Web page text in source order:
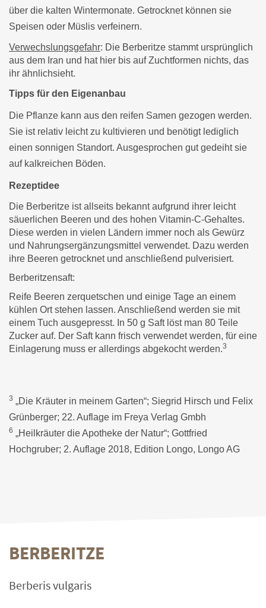
über die kalten Wintermonate. Getrocknet können sie
Speisen oder Müslis verfeinern.
Verwechslungsgefahr: Die Berberitze stammt ursprünglich
aus dem Iran und hat hier bis auf Zuchtformen nichts, das
ihr ähnlichsieht.
Tipps für den Eigenanbau
Die Pflanze kann aus den reifen Samen gezogen werden.
Sie ist relativ leicht zu kultivieren und benötigt lediglich
einen sonnigen Standort. Ausgesprochen gut gedeiht sie
auf kalkreichen Böden.
Rezeptidee
Die Berberitze ist allseits bekannt aufgrund ihrer leicht
säuerlichen Beeren und des hohen Vitamin-C-Gehaltes.
Diese werden in vielen Ländern immer noch als Gewürz
und Nahrungsergänzungsmittel verwendet. Dazu werden
ihre Beeren getrocknet und anschließend pulverisiert.
Berberitzensaft:
Reife Beeren zerquetschen und einige Tage an einem
kühlen Ort stehen lassen. Anschließend werden sie mit
einem Tuch ausgepresst. In 50 g Saft löst man 80 Teile
Zucker auf. Der Saft kann frisch verwendet werden, für eine
Einlagerung muss er allerdings abgekocht werden.3
3 „Die Kräuter in meinem Garten“; Siegrid Hirsch und Felix
Grünberger; 22. Auflage im Freya Verlag Gmbh
6 „Heilkräuter die Apotheke der Natur“; Gottfried
Hochgruber; 2. Auflage 2018, Edition Longo, Longo AG
BERBERITZE
Berberis vulgaris